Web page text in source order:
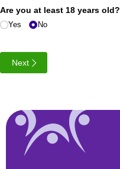
Are you at least 18 years old?
Yes No
Next